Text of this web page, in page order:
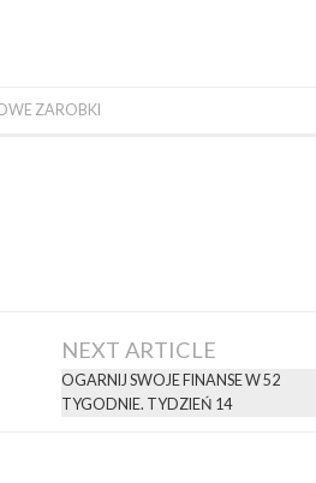
ZAROBKI
NEXT ARTICLE
OGARNIJ SWOJE FINANSE W 52
TYGODNIE. TYDZIEŃ 14